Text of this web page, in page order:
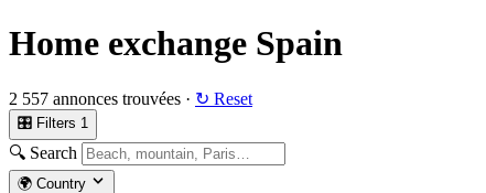
Home exchange Spain
2 557 annonces trouvées · ↻ Reset
🎛 Filters 1
🔍 Search
🌍 Country